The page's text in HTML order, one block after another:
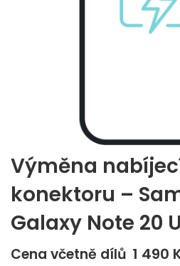
Výměna
konektoru –
Galaxy Note 20
Cena včetně dílů 1 490